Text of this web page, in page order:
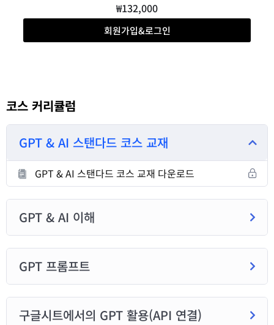
₩132,000
회원가입&로그인
코스 커리큘럼
GPT & AI 스탠다드 코스 교재
GPT & AI 스탠다드 코스 교재 다운로드
GPT & AI 이해
GPT 프롬프트
구글시트에서의 GPT 활용(API 연결)